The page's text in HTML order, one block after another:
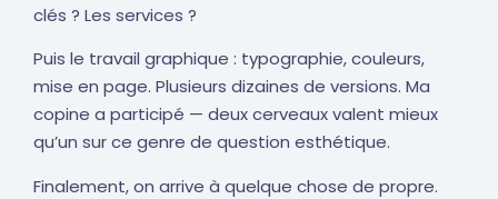
clés ? Les services ?
Puis le travail graphique : typographie, couleurs,
mise en page. Plusieurs dizaines de versions. Ma
copine a participé — deux cerveaux valent mieux
qu’un sur ce genre de question esthétique.
Finalement, on arrive à quelque chose de propre.